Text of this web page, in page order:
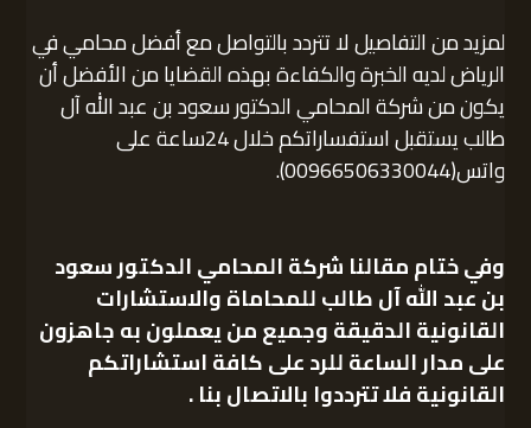
لمزيد من التفاصيل لا تتردد بالتواصل مع أفضل محامي في
الرياض لديه الخبرة والكفاءة بهذه القضايا من الأفضل أن
يكون من شركة المحامي الدكتور سعود بن عبد الله آل
طالب يستقبل استفساراتكم خلال 24ساعة على
واتس(00966506330044).
وفي ختام مقالنا شركة المحامي الدكتور سعود
بن عبد الله آل طالب للمحاماة والاستشارات
القانونيةالدقيقة وجميع من يعملون به جاهزون
على مدار الساعة للرد على كافة استشاراتكم
القانونية فلا تترددوا بالاتصال بنا .